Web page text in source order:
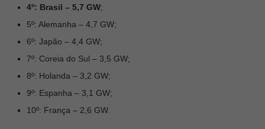
4º: Brasil – 5,7 GW;
5º: Alemanha – 4,7 GW;
6º: Japão – 4,4 GW;
7º: Coreia do Sul – 3,5 GW;
8º: Holanda – 3,2 GW;
9º: Espanha – 3,1 GW;
10º: França – 2,6 GW.